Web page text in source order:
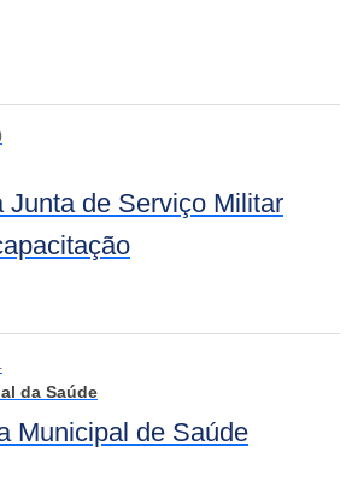
Junta de Serviço Militar
da Saúde
Municipal de Saúde